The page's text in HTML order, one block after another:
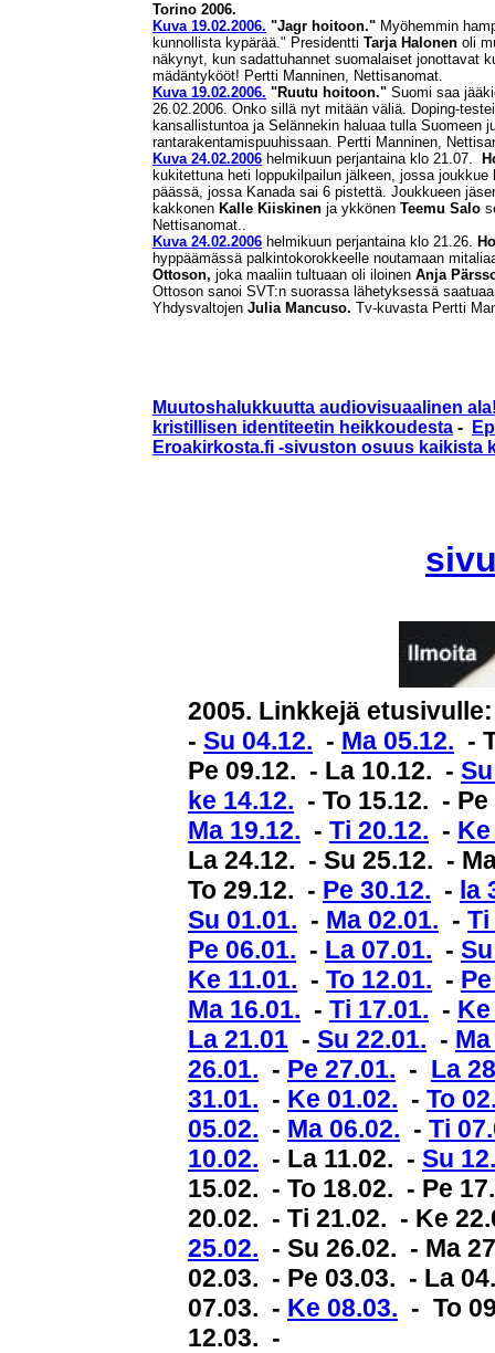
Torino 2006.
Kuva 19.02.2006. "Jagr hoitoon." Myöhemmin
kunnollista kypärää." Presidentti Tarja Halonen oli
näkynyt, kun sadattuhannet suomalaiset jonottavat
mädäntykööt! Pertti Manninen, Nettisanomat.
Kuva 19.02.2006. "Ruutu hoitoon." Suomi saa
26.02.2006. Onko sillä nyt mitään väliä. Doping-
kansallistuntoa ja Selännekin haluaa tulla Suomeen
rantarakentamispuuhissaan. Pertti Manninen,
Kuva 24.02.2006 helmikuun perjantaina klo 21.07.
kukitettuna heti loppukilpailun jälkeen, jossa
päässä, jossa Kanada sai 6 pistettä. Joukkueen
kakkonen Kalle Kiiskinen ja ykkönen Teemu Salo
Nettisanomat..
Kuva 24.02.2006 helmikuun perjantaina klo 21.26.
hyppäämässä palkintokorokkeelle noutamaan
Ottoson, joka maaliin tultuaan oli iloinen Anja
Ottoson sanoi SVT:n suorassa lähetyksessä
Yhdysvaltojen Julia Mancuso. Tv-kuvasta Pertti
Muutoshalukkuutta audiovisuaalinen
kristillisen identiteetin heikkoudesta -
Eroakirkosta.fi -sivuston osuus kaikista
2005. Linkkejä
- Su 04.12. - Ma 05.12. -
Pe 09.12. - La 10.12. -
ke 14.12. - To 15.12. -
Ma 19.12. - Ti 20.12. -
La 24.12. - Su 25.12. -
To 29.12. - Pe 30.12. - la
Su 01.01. - Ma 02.01. - Ti
Pe 06.01. - La 07.01. -
Ke 11.01. - To 12.01. -
Ma 16.01. - Ti 17.01. -
La 21.01 - Su 22.01. -
26.01. - Pe 27.01. - La
31.01. - Ke 01.02. - To
05.02. - Ma 06.02. - Ti
10.02. - La 11.02. - Su
15.02. - To 18.02. - Pe
20.02. - Ti 21.02. - Ke
25.02. - Su 26.02. - Ma
02.03. - Pe 03.03. - La
07.03. - Ke 08.03. - To
12.03. -